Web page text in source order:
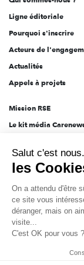
Ligne éditoriale
Pourquoi s'inscrire
Acteurs de
Actualités
Appels à projets
Mission RSE
Le kit média
AEF info
Novethic
PRODURABLE
Inclusiv Day
Données personnelles
Salut c'est
les
On a attendu d'être
ce site vous
déranger, mais on
visite...
C'est OK pour vous ?